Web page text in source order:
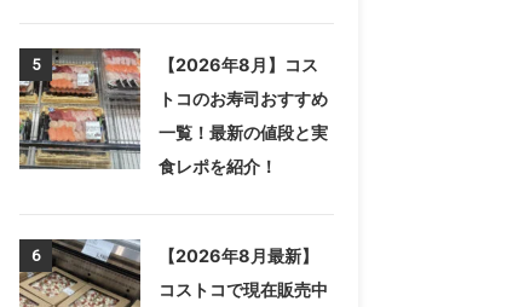
5
【2026年8月】コス
トコのお寿司おすすめ
一覧！最新の値段と実
食レポを紹介！
6
【2026年8月最新】
コストコで現在販売中